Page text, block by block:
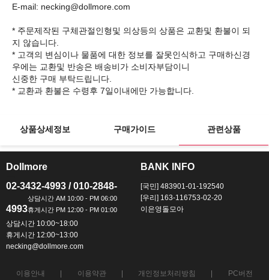
E-mail: necking@dollmore.com
* 주문제작된 구체관절인형및 의상등의 상품은 교환및 환불이 되
지 않습니다.
* 고객의 변심이나 물품에 대한 정보를 잘못인식하고 구매하신경
우에는 교환및 반송은 배송비가 소비자부담이니
신중한 구매 부탁드립니다.
상품상세정보 구매가이드 관련상품
Dollmore
02-3432-4993 / 010-2848-
4993
상담시간 10:00~18:00
휴게시간 12:00~13:00
necking@dollmore.com
BANK INFO
[국민] 483901-01-192540
[우리] 163-116753-02-20
이은영돌모아
이용안내 이용약관 개인정보처리방침 PC버전